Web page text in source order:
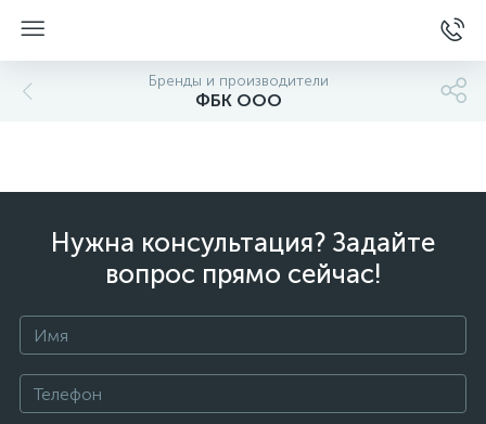
Бренды и производители
ФБК ООО
Нужна консультация? Задайте
вопрос прямо сейчас!